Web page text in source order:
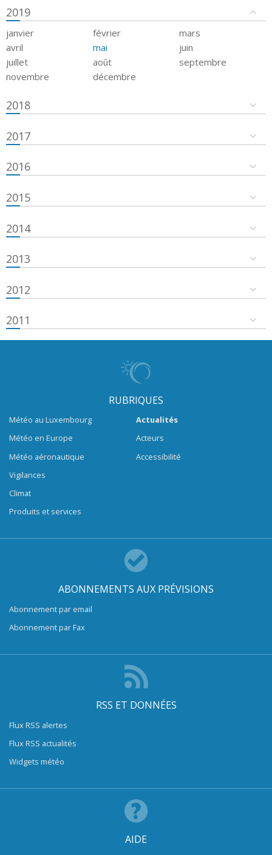
2019
janvier février
mars
avril
mai
juin
juillet
août
septembre
novembre
décembre
2018
2017
2016
2015
2014
2013
2012
2011
RUBRIQUES
Météo au Luxembourg
Météo en Europe
Météo aéronautique
Vigilances
Climat
Produits et services
Actualités
Acteurs
Accessibilité
ABONNEMENTS AUX PRÉVISIONS
Abonnement par email
Abonnement par Fax
RSS ET DONNÉES
Flux RSS alertes
Flux RSS actualités
Widgets météo
AIDE